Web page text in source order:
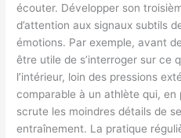
écouter. Développer son
d’attention aux signaux subtils
émotions. Par exemple, avant
être utile de s’interroger sur ce
l’intérieur, loin des pressions
comparable à un athlète qui, en
scrute les moindres détails de
entraînement. La pratique